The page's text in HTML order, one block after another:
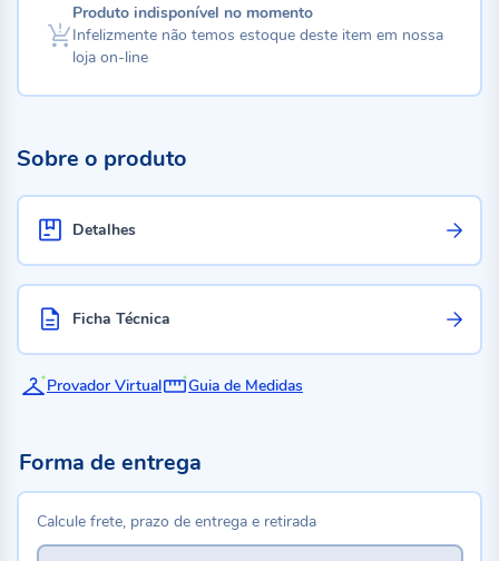
Produto indisponível no momento
Infelizmente não temos estoque deste item em nossa
loja on-line
Sobre o produto
Detalhes
Ficha Técnica
Provador Virtual Guia de Medidas
Forma de entrega
Calcule frete, prazo de entrega e retirada